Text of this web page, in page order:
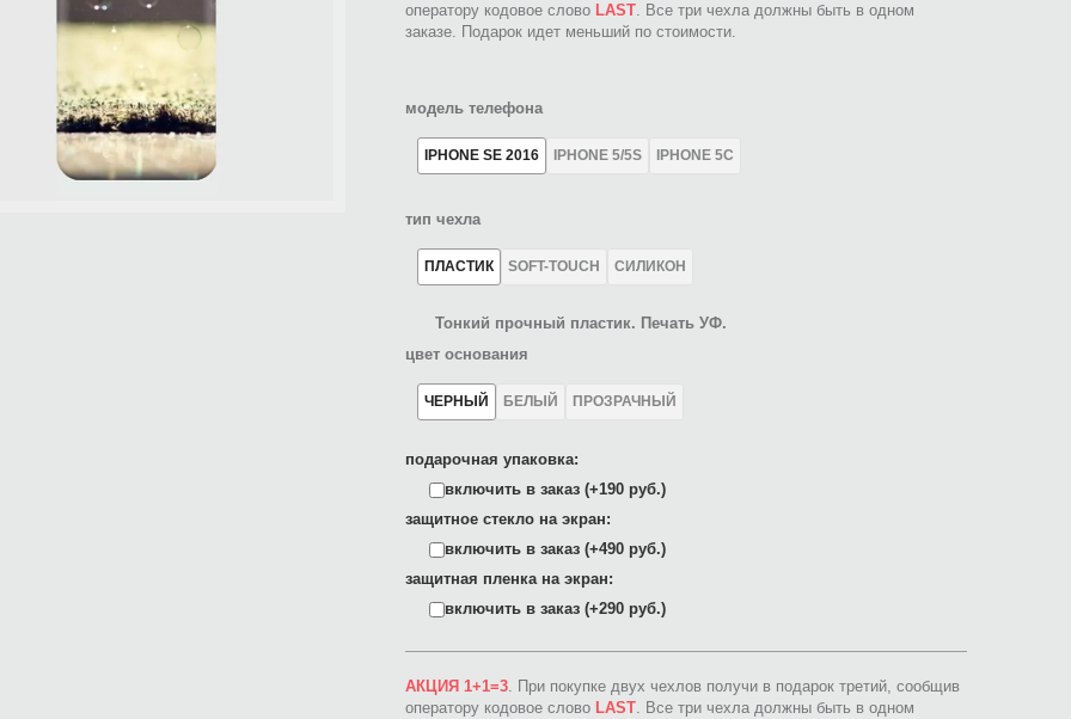
оператору кодовое слово LAST. Все три чехла должны быть в одном
заказе. Подарок идет меньший по стоимости.
модель телефона
IPHONE SE 2016 IPHONE 5/5S IPHONE 5C
тип чехла
ПЛАСТИК SOFT-TOUCH СИЛИКОН
Тонкий прочный пластик. Печать УФ.
цвет основания
ЧЕРНЫЙ БЕЛЫЙ ПРОЗРАЧНЫЙ
подарочная упаковка:
включить в заказ (+190 руб.)
защитное стекло на экран:
включить в заказ (+490 руб.)
защитная пленка на экран:
включить в заказ (+290 руб.)
АКЦИЯ 1+1=3. При покупке двух чехлов получи в подарок третий, сообщив
оператору кодовое слово LAST. Все три чехла должны быть в одном